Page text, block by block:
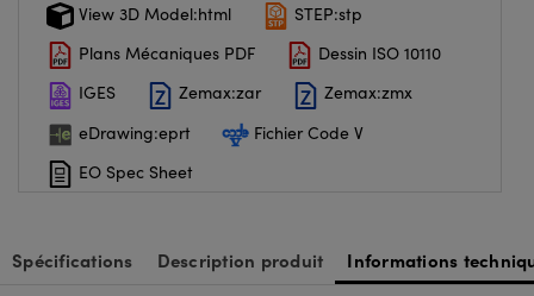
View 3D Model:html
STEP:stp
Plans Mécaniques PDF
Dessin ISO 10110
IGES
Zemax:zar
Zemax:zmx
eDrawing:eprt
Fichier Code V
EO Spec Sheet
Spécifications Description produit Informations